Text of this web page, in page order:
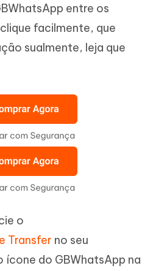
entre os
facilmente, que
sualmente, leja que
o
Transfer no seu
ícone do GBWhatsApp na